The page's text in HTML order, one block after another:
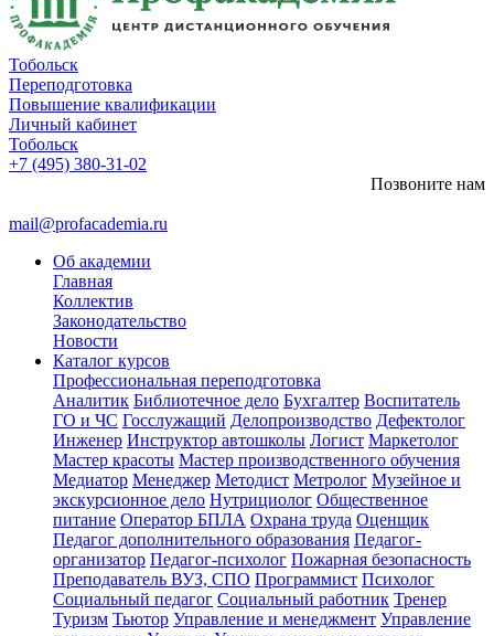
Тобольск
Переподготовка
Повышение квалификации
Личный кабинет
Тобольск
+7 (495) 380-31-02
Позвоните нам
mail@profacademia.ru
Об академии
Главная
Коллектив
Законодательство
Новости
Каталог курсов
Профессиональная переподготовка
Аналитик Библиотечное дело Бухгалтер Воспитатель
ГО и ЧС Госслужащий Делопроизводство Дефектолог
Инженер Инструктор автошколы Логист Маркетолог
Мастер красоты Мастер производственного обучения
Медиатор Менеджер Методист Метролог Музейное и
экскурсионное дело Нутрициолог Общественное
питание Оператор БПЛА Охрана труда Оценщик
Педагог дополнительного образования Педагог-
организатор Педагог-психолог Пожарная безопасность
Преподаватель ВУЗ, СПО Программист Психолог
Социальный педагог Социальный работник Тренер
Туризм Тьютор Управление и менеджмент Управление